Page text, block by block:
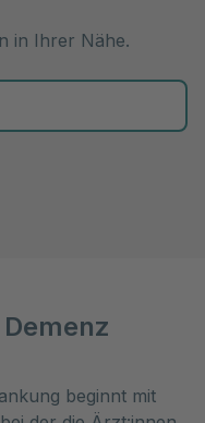
in Ihrer Nähe.
beginnt mit